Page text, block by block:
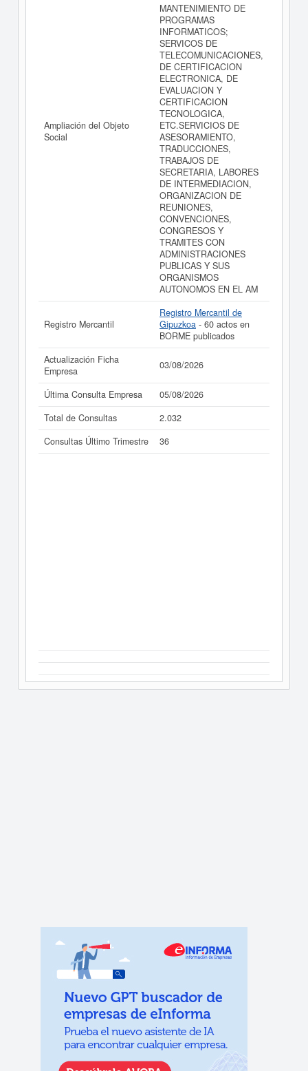
Ampliación del Objeto
Social
MANTENIMIENTO DE
PROGRAMAS
INFORMATICOS;
SERVICOS DE
TELECOMUNICACIONES,
DE CERTIFICACION
ELECTRONICA, DE
EVALUACION Y
CERTIFICACION
TECNOLOGICA,
ETC.SERVICIOS DE
ASESORAMIENTO,
TRADUCCIONES,
TRABAJOS DE
SECRETARIA, LABORES
DE INTERMEDIACION,
ORGANIZACION DE
REUNIONES,
CONVENCIONES,
CONGRESOS Y
TRAMITES CON
ADMINISTRACIONES
PUBLICAS Y SUS
ORGANISMOS
AUTONOMOS EN EL AM
Registro Mercantil
Registro Mercantil de
Gipuzkoa - 60 actos en
BORME publicados
Actualización Ficha
Empresa
03/08/2026
Última Consulta Empresa
05/08/2026
Total de Consultas
2.032
Consultas Último Trimestre
36